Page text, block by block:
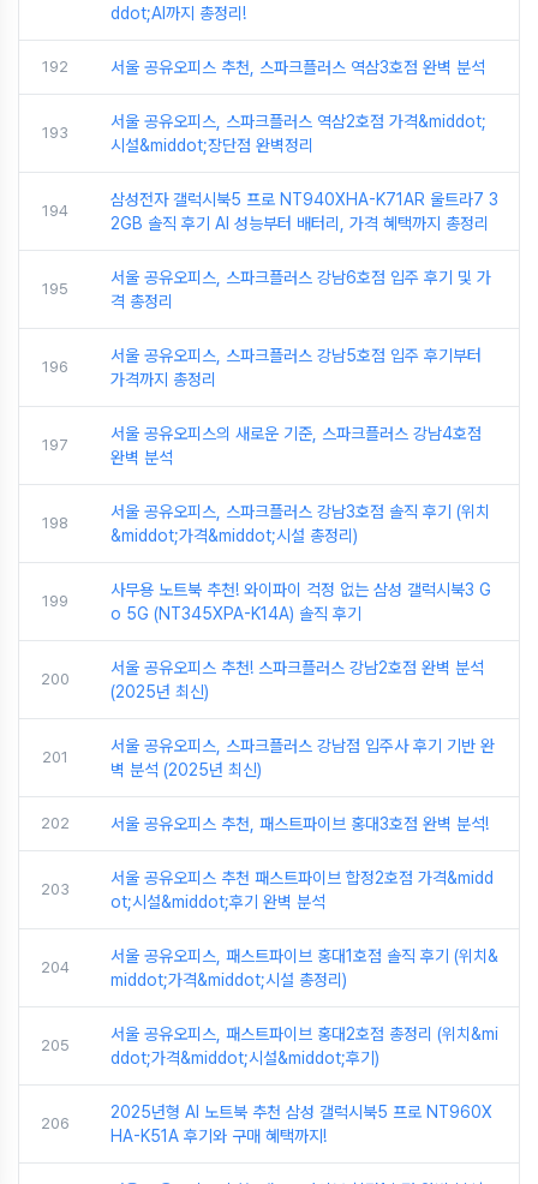
ddot;AI까지 총정리!
192 서울 공유오피스 추천, 스파크플러스 역삼3호점 완벽 분석
193
서울 공유오피스, 스파크플러스 역삼2호점 가격&middot;
시설&middot;장단점 완벽정리
194
삼성전자 갤럭시북5 프로 NT940XHA-K71AR 울트라7 3
2GB 솔직 후기 AI 성능부터 배터리, 가격 혜택까지 총정리
195
서울 공유오피스, 스파크플러스 강남6호점 입주 후기 및 가
격 총정리
196
서울 공유오피스, 스파크플러스 강남5호점 입주 후기부터
가격까지 총정리
197
서울 공유오피스의 새로운 기준, 스파크플러스 강남4호점
완벽 분석
198
서울 공유오피스, 스파크플러스 강남3호점 솔직 후기 (위치
&middot;가격&middot;시설 총정리)
199
사무용 노트북 추천! 와이파이 걱정 없는 삼성 갤럭시북3 G
o 5G (NT345XPA-K14A) 솔직 후기
200
서울 공유오피스 추천! 스파크플러스 강남2호점 완벽 분석
(2025년 최신)
201
서울 공유오피스, 스파크플러스 강남점 입주사 후기 기반 완
벽 분석 (2025년 최신)
202 서울 공유오피스 추천, 패스트파이브 홍대3호점 완벽 분석!
203
서울 공유오피스 추천 패스트파이브 합정2호점 가격&midd
ot;시설&middot;후기 완벽 분석
204
서울 공유오피스, 패스트파이브 홍대1호점 솔직 후기 (위치&
middot;가격&middot;시설 총정리)
205
서울 공유오피스, 패스트파이브 홍대2호점 총정리 (위치&mi
ddot;가격&middot;시설&middot;후기)
206
2025년형 AI 노트북 추천 삼성 갤럭시북5 프로 NT960X
HA-K51A 후기와 구매 혜택까지!